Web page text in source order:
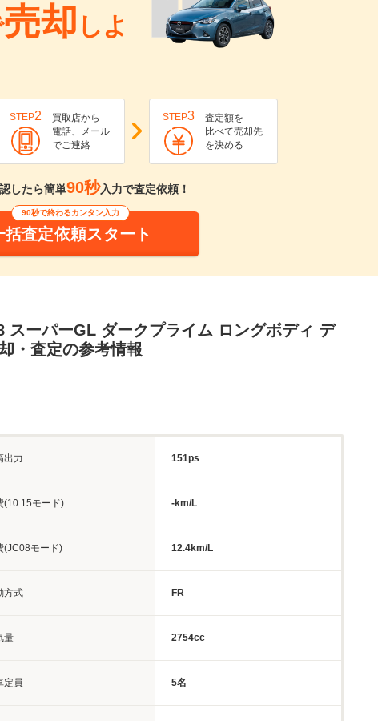
売却 しよ
STEP2
買取店から
電話、メール
でご連絡
STEP3
査定額を
比べて売却先
を決める
したら簡単90秒入力で査定依頼！
90秒で終わるカンタン入力
括査定依頼スタート
スーパーGL ダークプライム ロングボディ デ
・査定の参考情報
出力 151ps
(10.15モード) -km/L
(JC08モード) 12.4km/L
方式 FR
量 2754cc
定員 5名